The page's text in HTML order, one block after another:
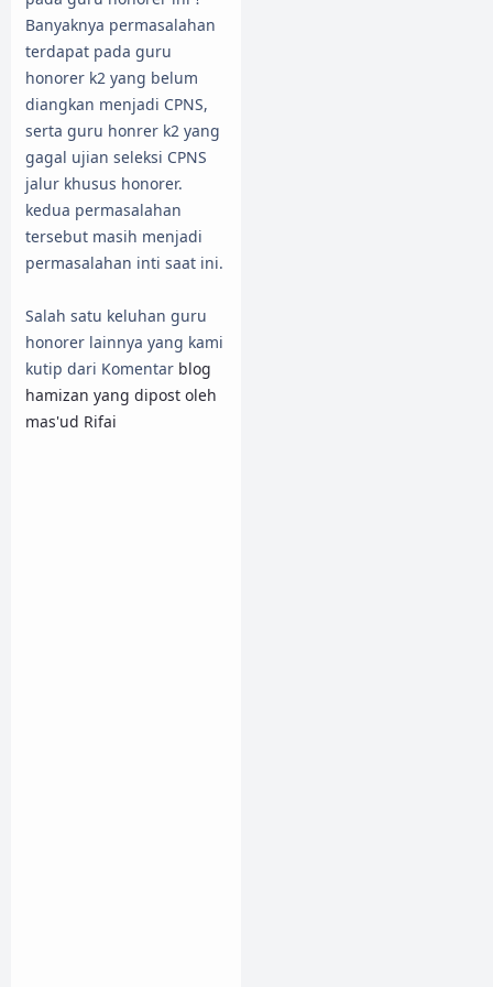
Banyaknya permasalahan
terdapat pada guru
honorer k2 yang belum
diangkan menjadi CPNS,
serta guru honrer k2 yang
gagal ujian seleksi CPNS
jalur khusus honorer.
kedua permasalahan
tersebut masih menjadi
permasalahan inti saat ini.
Salah satu keluhan guru
honorer lainnya yang kami
kutip dari Komentar blog
hamizan yang dipost oleh
mas'ud Rifai